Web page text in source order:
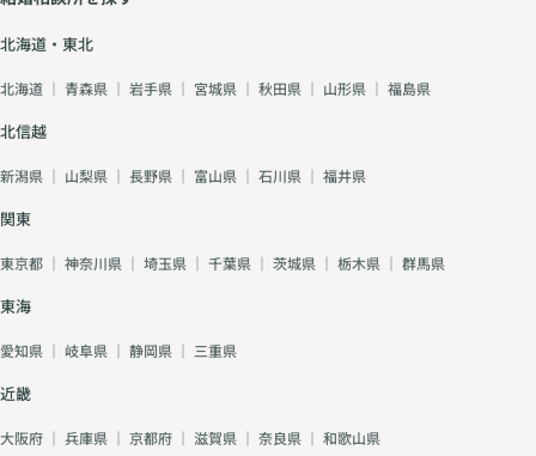
いて、むしろプラスに
う大きな強みになりま
しているため全国
北海道・東北
北海道 ｜ 青森県 ｜ 岩手県 ｜ 宮城県 ｜ 秋田県 ｜ 山形県 ｜ 福島県
北信越
新潟県 ｜ 山梨県 ｜ 長野県 ｜ 富山県 ｜ 石川県 ｜ 福井県
関東
東京都 ｜ 神奈川県 ｜ 埼玉県 ｜ 千葉県 ｜ 茨城県 ｜ 栃木県 ｜ 群馬県
東海
愛知県 ｜ 岐阜県 ｜ 静岡県 ｜ 三重県
近畿
大阪府 ｜ 兵庫県 ｜ 京都府 ｜ 滋賀県 ｜ 奈良県 ｜ 和歌山県